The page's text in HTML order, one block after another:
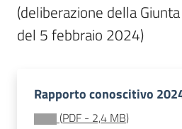
Notizie
Assemblea
legislativa
(deliberazione della
del 5 febbraio 2024)
Rapporto conoscitivo
(PDF - 2,4 MB)